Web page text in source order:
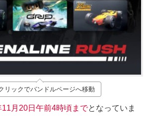
リックでバンドルページへ移動
11月20日午前4時頃までとなっていま